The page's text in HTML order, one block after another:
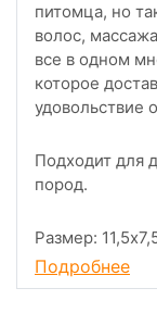
питомца, но
волос,
все в одном
которое
удовольствие
Подходит для
пород.
Размер:
Подробнее